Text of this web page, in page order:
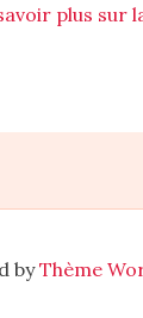
plus sur
byThème